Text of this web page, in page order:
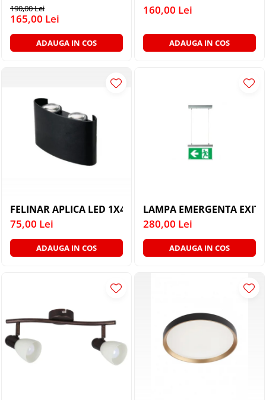
PLAFONIERE MODERNE
VEIOZE MODERNE
LAMPADARE MODERNE
PLAFONIERE CU LED
MINI SPOTURI MAGNETICE &
ACCESORII
LAMPADARE CU LED
SUSPENSII VINTAGE
ACCESORII & CABLU VINTAGE
SUSPENSII COPII
APLICE COPII
LAMPI BAIE
LAMPADARE CRISTAL
VEIOZA VINTAGE
190,00 Lei
165,00 Lei
ADAUGA IN COS
160,00 Lei
ADAUGA IN COS
FELINAR APLICA LED 1X4W 4000K
75,00 Lei
ADAUGA IN COS
LAMPA EMERGENTA EXIT
280,00 Lei
ADAUGA IN COS